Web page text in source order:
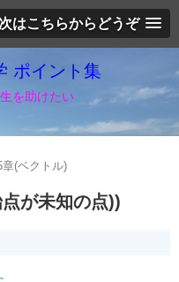
はこちらからどうぞ
ポイント集
を助けたい
章(ベクトル)
が未知の点))